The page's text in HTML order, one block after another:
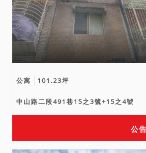
保請求權，得
此理由聲明異
自行查明注意
六、刊登於網
如與法院公告
準。
公寓 101.23坪
中山路二段491巷15之3號+15之4號
公